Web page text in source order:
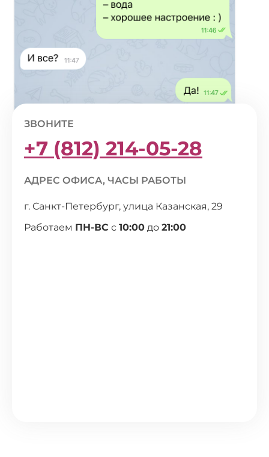
ЗВОНИТЕ
+7 (812) 214-05-28
АДРЕС ОФИСА, ЧАСЫ РАБОТЫ
г. Санкт-Петербург, улица Казанская, 29
Работаем ПН-ВС с 10:00 до 21:00